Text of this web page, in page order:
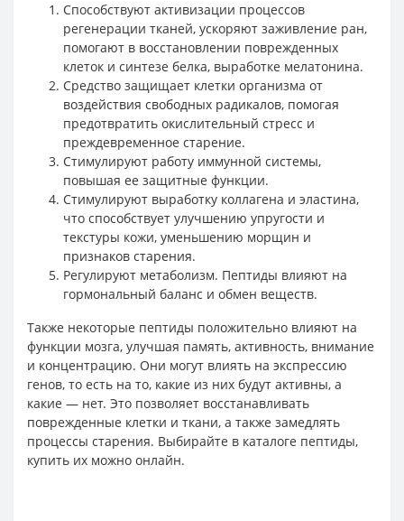
Способствуют активизации процессов
регенерации тканей, ускоряют заживление ран,
помогают в восстановлении поврежденных
клеток и синтезе белка, выработке мелатонина.
Средство защищает клетки организма от
воздействия свободных радикалов, помогая
предотвратить окислительный стресс и
преждевременное старение.
Стимулируют работу иммунной системы,
повышая ее защитные функции.
Стимулируют выработку коллагена и эластина,
что способствует улучшению упругости и
текстуры кожи, уменьшению морщин и
признаков старения.
Регулируют метаболизм. Пептиды влияют на
гормональный баланс и обмен веществ.
Также некоторые пептиды положительно влияют на
функции мозга, улучшая память, активность, внимание
и концентрацию. Они могут влиять на экспрессию
генов, то есть на то, какие из них будут активны, а
какие — нет. Это позволяет восстанавливать
поврежденные клетки и ткани, а также замедлять
процессы старения. Выбирайте в каталоге пептиды,
купить их можно онлайн.